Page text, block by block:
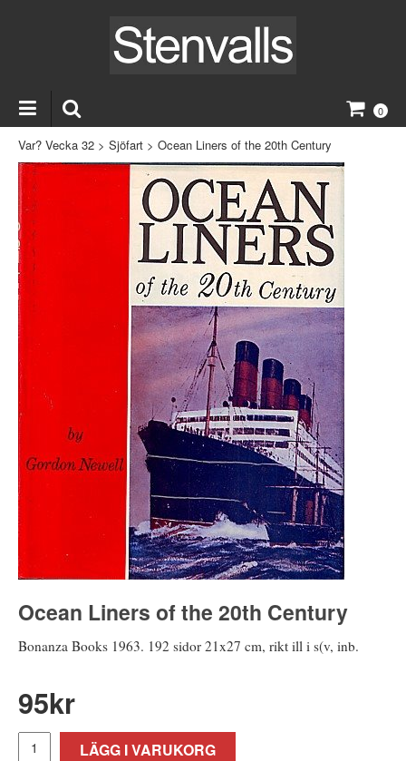
0
Var? Vecka 32 > Sjöfart > Ocean Liners of the 20th Century
Ocean Liners of the 20th Century
Bonanza Books 1963. 192 sidor 21x27 cm, rikt ill i s(v, inb.
95kr
LÄGG I VARUKORG